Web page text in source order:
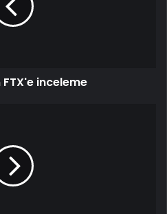
FTX'e inceleme